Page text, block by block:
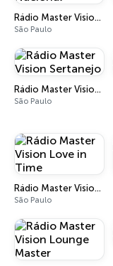
Rádio Master Vision Anos 80's Nacional
São Paulo
Rádio Master Vision Sertanejo
São Paulo
Rádio Master Vision Love in Time
São Paulo